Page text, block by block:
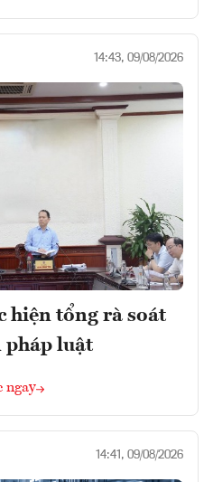
14:43, 09/08/2026
hiện tổng rà soát
pháp luật
ngay
14:41, 09/08/2026